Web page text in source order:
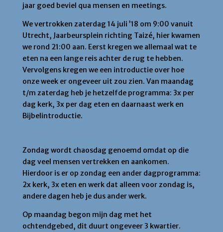
jaar goed beviel qua mensen en meetings.
We vertrokken zaterdag 14 juli ’18 om 9:00 vanuit
Utrecht, Jaarbeursplein richting Taizé, hier kwamen
we rond 21:00 aan. Eerst kregen we allemaal wat te
eten na een lange reis achter de rug te hebben.
Vervolgens kregen we een introductie over hoe
onze week er ongeveer uit zou zien. Van maandag
t/m zaterdag heb je hetzelfde programma: 3x per
dag kerk, 3x per dag eten en daarnaast werk en
Bijbelintroductie.
Zondag wordt chaosdag genoemd omdat op die
dag veel mensen vertrekken en aankomen.
Hierdoor is er op zondag een ander dagprogramma:
2x kerk, 3x eten en werk dat alleen voor zondag is,
andere dagen heb je dus ander werk.
Op maandag begon mijn dag met het
ochtendgebed, dit duurt ongeveer 3 kwartier.